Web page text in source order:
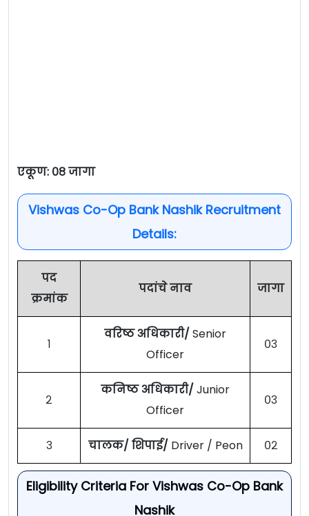
एकूण: ०८ जागा
Vishwas Co-Op Bank Nashik Recruitment
Details:
पद
क्रमांक
पदांचे नाव जागा
१
वरिष्ठ अधिकारी/ Senior
Officer
०३
२
कनिष्ठ अधिकारी/ Junior
Officer
०३
३ चालक/ शिपाई/ Driver / Peon ०२
Eligibility Criteria For Vishwas Co-Op Bank
Nashik